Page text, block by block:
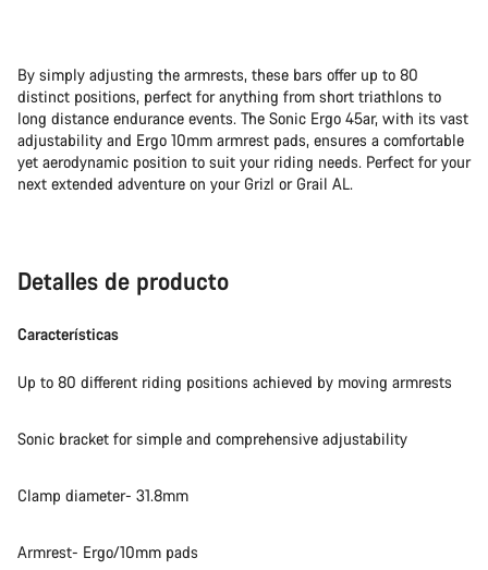
By simply adjusting the armrests, these bars offer up to 80
distinct positions, perfect for anything from short triathlons to
long distance endurance events. The Sonic Ergo 45ar, with its vast
adjustability and Ergo 10mm armrest pads, ensures a comfortable
yet aerodynamic position to suit your riding needs. Perfect for your
next extended adventure on your Grizl or Grail AL.
Detalles de producto
Características
Up to 80 different riding positions achieved by moving armrests
Sonic bracket for simple and comprehensive adjustability
Clamp diameter- 31.8mm
Armrest- Ergo/10mm pads